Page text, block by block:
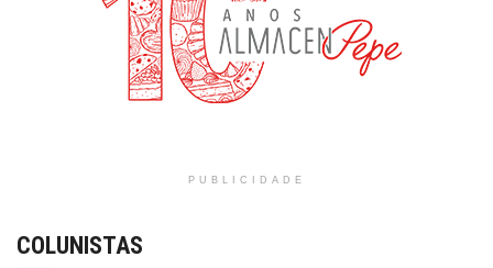
PUBLICIDADE
COLUNISTAS